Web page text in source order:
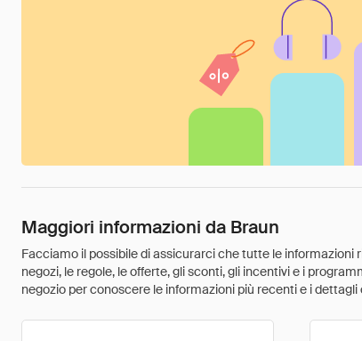
Maggiori informazioni da Braun
Facciamo il possibile di assicurarci che tutte le
negozi, le regole, le offerte, gli sconti, gli incentivi e i
negozio per conoscere le informazioni più recenti e i